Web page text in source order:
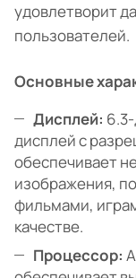
удовлетворит
пользователей.
Основные
Дисплей:
дисплей с
обеспечивает
изображения,
фильмами,
качестве.
Процессор: